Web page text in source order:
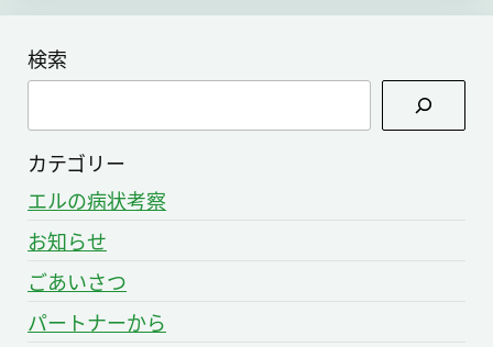
検索
索
カテゴリー
エルの病状考察
お知らせ
ごあいさつ
パートナーから